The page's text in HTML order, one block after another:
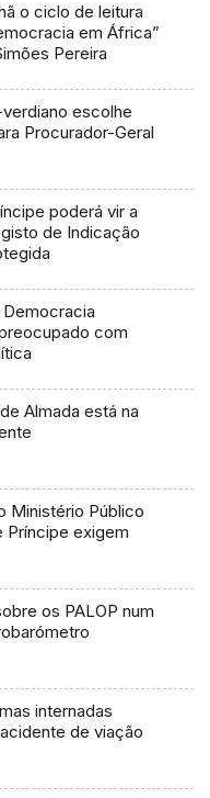
o ciclo de leitura
em África”
Pereira
escolhe
Procurador-Geral
poderá vir a
de Indicação
com
Almada está na
Ministério Público
Príncipe exigem
os PALOP num
internadas
de viação